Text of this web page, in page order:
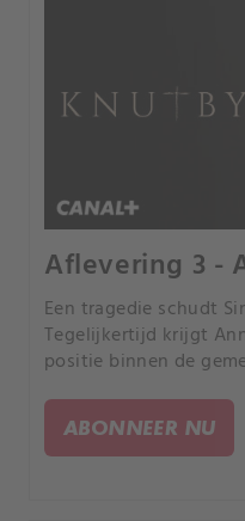
Aflevering 3 -
Een tragedie schudt
Tegelijkertijd krijgt
positie binnen de
ABONNEER NU